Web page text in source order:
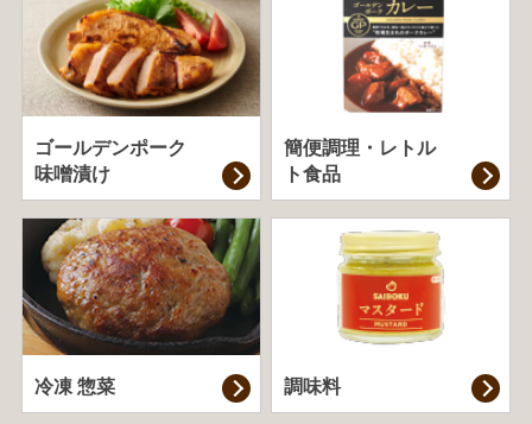
ゴールデンポーク
味噌漬け
簡便調理・ レトル
ト食品
冷凍 惣菜 調味料